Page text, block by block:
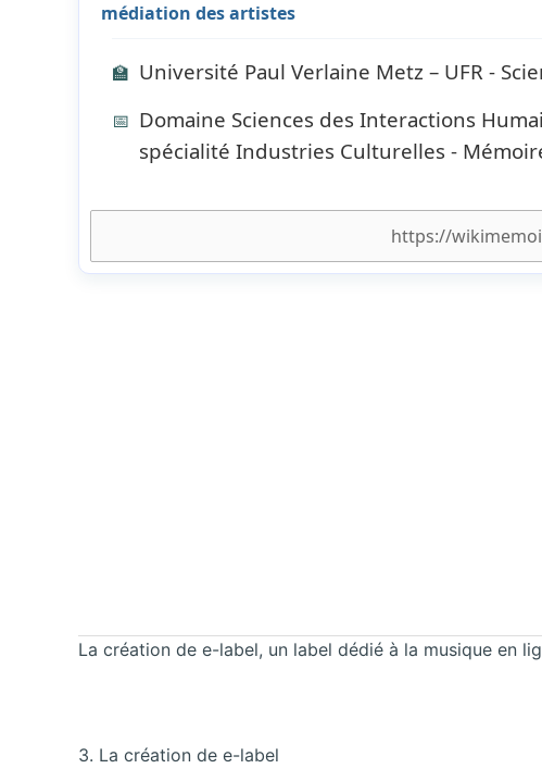
médiation des artistes
🏫 Université Paul Verlaine Metz – UFR -
📅 Domaine Sciences des Interactions
spécialité Industries Culturelles -
La création de e-label, un label dédié à la musique en
3. La création de e-label